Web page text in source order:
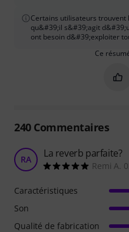
Certains utilisateurs trouvent
qu&#39;il s&#39;agit
ont besoin d&#39;exploiter
Ce
240Commentaires
RA La reverb parfaite?
Remi A.
Caractéristiques
Son
Qualité de fabrication